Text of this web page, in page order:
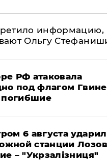
информацию,
Ольгу
РФ атаковала
под флагом
погибшие
6 августа
станции
– "Укрзалізниця"